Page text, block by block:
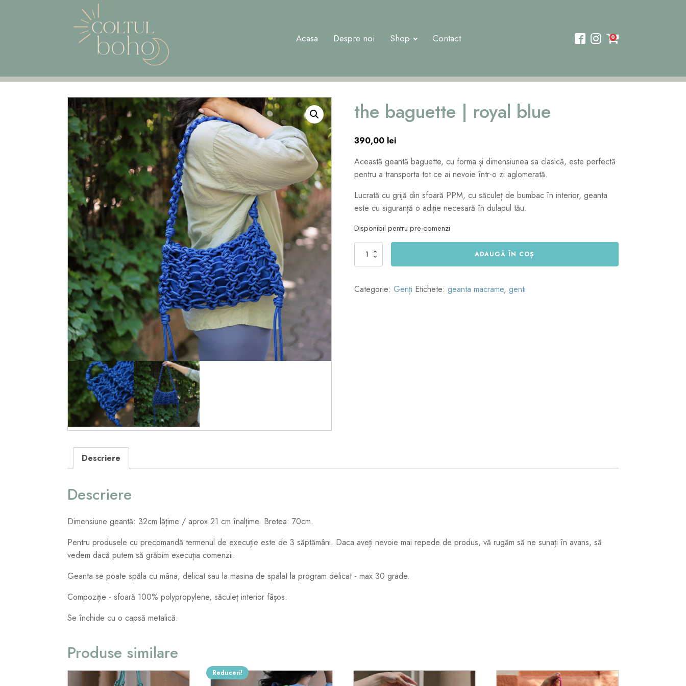
Acasa Despre noi Shop Contact 0
the baguette | royal blue
390,00 lei
Această geantă baguette, cu forma și dimensiunea sa clasică, este perfectă
pentru a transporta tot ce ai nevoie într-o zi aglomerată.
Lucrată cu grijă din sfoară PPM, cu săculeț de bumbac în interior, geanta
este cu siguranță o adiție necesară în dulapul tău.
Disponibil pentru pre-comenzi
Cantitate
royal
ADAUGĂ ÎN COȘ
Categorie: Genți Etichete: geanta macrame, genti
Descriere
Descriere
Dimensiune geantă: 32cm lățime / aprox 21 cm înalțime. Bretea: 70cm.
Pentru produsele cu precomandă termenul de execuție este de 3 săptămâni. Daca aveți nevoie mai repede de produs, vă rugăm să ne sunați în avans, să
vedem dacă putem să grăbim execuția comenzii.
Geanta se poate spăla cu mâna, delicat sau la masina de spalat la program delicat - max 30 grade.
Compoziție - sfoară 100% polypropylene, săculeț interior fâșos.
Se închide cu o capsă metalică.
Produse similare
Reduceri!